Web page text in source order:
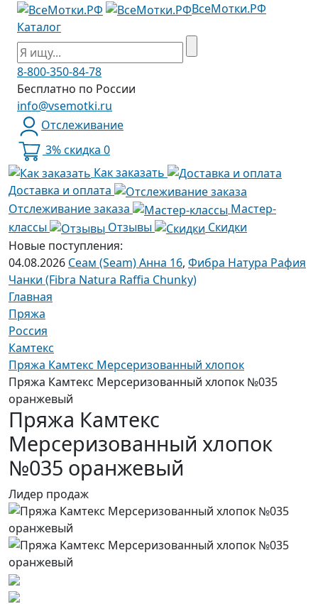
ВсеМотки.РФ
Каталог
8-800-350-84-78
Бесплатно по России
info@vsemotki.ru
Отслеживание
3% скидка 0
Как заказать
Доставка и оплата
Отслеживание заказа
Мастер-
классы
Отзывы
Скидки
Новые поступления:
04.08.2026 Сеам (Seam) Анна 16, Фибра Натура Рафия
Чанки (Fibra Natura Raffia Chunky)
Главная
Пряжа
Россия
Камтекс
Пряжа Камтекс Мерсеризованный хлопок
Пряжа Камтекс Мерсеризованный хлопок №035
оранжевый
Пряжа Камтекс
Мерсеризованный хлопок
№035 оранжевый
Лидер продаж